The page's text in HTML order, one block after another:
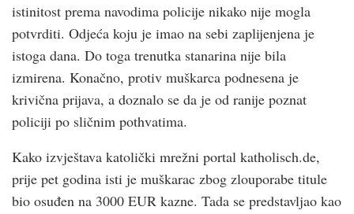
istinitost prema navodima policije nikako nije mogla
potvrditi. Odjeća koju je imao na sebi zaplijenjena je
istoga dana. Do toga trenutka stanarina nije bila
izmirena. Konačno, protiv muškarca podnesena je
krivična prijava, a doznalo se da je od ranije poznat
policiji po sličnim pothvatima.
Kako izvještava katolički mrežni portal katholisch.de,
prije pet godina isti je muškarac zbog zlouporabe titule
bio osuđen na 3000 EUR kazne. Tada se predstavljao kao